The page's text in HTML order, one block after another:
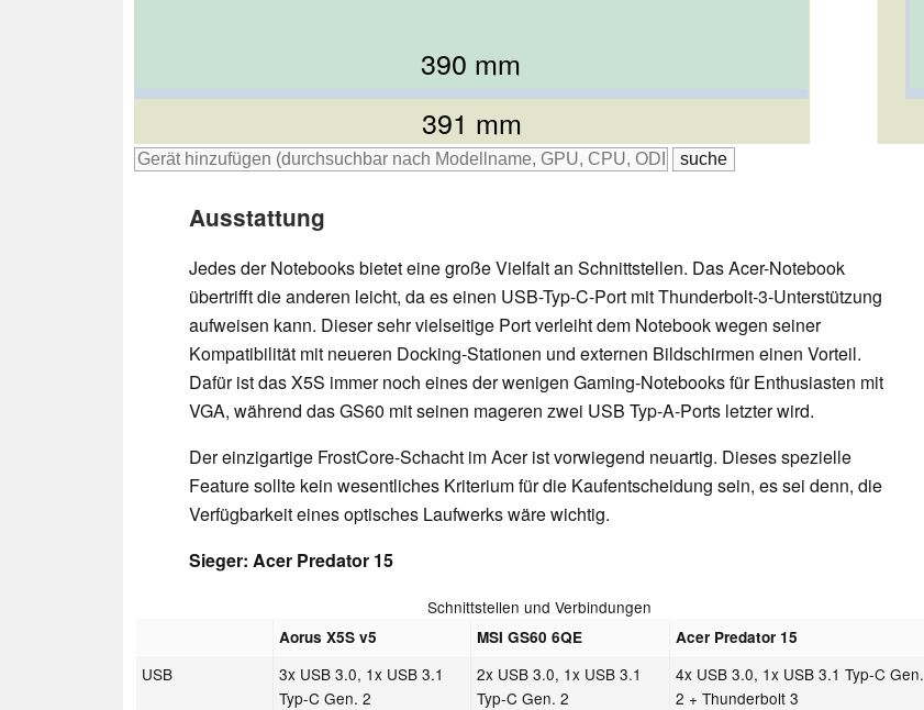
391 mm
390 mm
390 mm
Ausstattung
Jedes der Notebooks bietet eine große Vielfalt an Schnittstellen. Das Acer-Notebook
übertrifft die anderen leicht, da es einen USB-Typ-C-Port mit Thunderbolt-3-Unterstützung
aufweisen kann. Dieser sehr vielseitige Port verleiht dem Notebook wegen seiner
Kompatibilität mit neueren Docking-Stationen und externen Bildschirmen einen Vorteil.
Dafür ist das X5S immer noch eines der wenigen Gaming-Notebooks für Enthusiasten mit
VGA, während das GS60 mit seinen mageren zwei USB Typ-A-Ports letzter wird.
Der einzigartige FrostCore-Schacht im Acer ist vorwiegend neuartig. Dieses spezielle
Feature sollte kein wesentliches Kriterium für die Kaufentscheidung sein, es sei denn, die
Verfügbarkeit eines optisches Laufwerks wäre wichtig.
Sieger: Acer Predator 15
Schnittstellen und Verbindungen
Aorus X5S v5 MSI GS60 6QE Acer Predator 15
USB
3x USB 3.0, 1x USB 3.1
Typ-C Gen. 2
2x USB 3.0, 1x USB 3.1
Typ-C Gen. 2
4x USB 3.0, 1x USB 3.1 Typ-C Gen.
2 + Thunderbolt 3